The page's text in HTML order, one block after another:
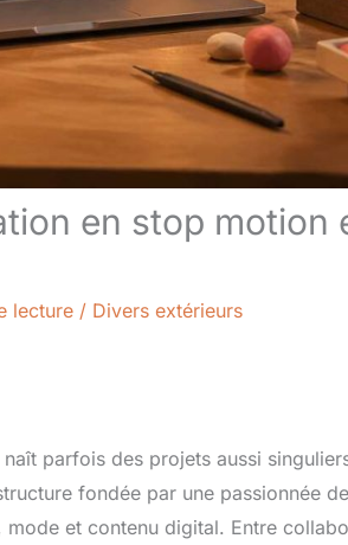
en stop motion
lecture / Divers extérieurs
parfois des projets aussi
fondée par une passionnée
et contenu digital. Entre